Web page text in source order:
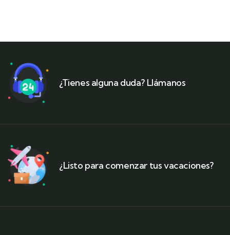
¿Tienes alguna duda? Llámanos
¿Listo para comenzar tus vacaciones?